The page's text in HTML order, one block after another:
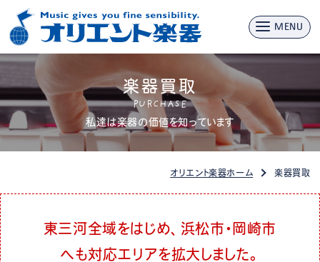
MENU
楽器買取
PURCHASE
私達は楽器の価値を知っています
オリエント楽器ホーム 楽器買取
東三河全域をはじめ、浜松市・岡崎市
へも対応エリアを拡大しました。